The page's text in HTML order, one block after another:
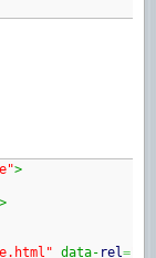
>
>
data- rel=